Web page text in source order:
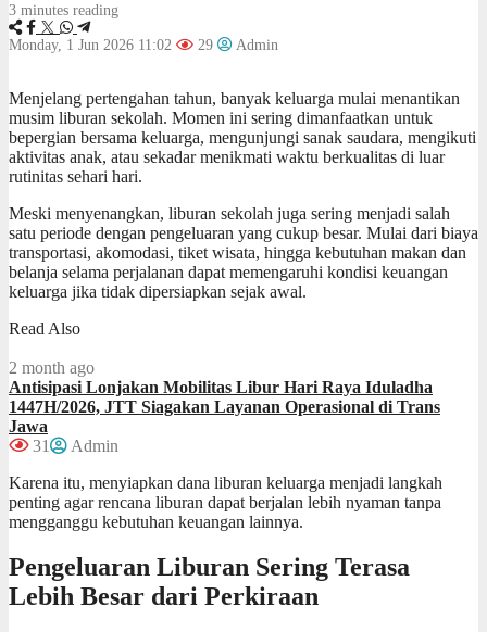
3 minutes reading
Monday, 1 Jun 2026 11:02 29 Admin
Menjelang pertengahan tahun, banyak keluarga mulai menantikan
musim liburan sekolah. Momen ini sering dimanfaatkan untuk
bepergian bersama keluarga, mengunjungi sanak saudara, mengikuti
aktivitas anak, atau sekadar menikmati waktu berkualitas di luar
rutinitas sehari hari.
Meski menyenangkan, liburan sekolah juga sering menjadi salah
satu periode dengan pengeluaran yang cukup besar. Mulai dari biaya
transportasi, akomodasi, tiket wisata, hingga kebutuhan makan dan
belanja selama perjalanan dapat memengaruhi kondisi keuangan
keluarga jika tidak dipersiapkan sejak awal.
Read Also
2 month ago
Antisipasi Lonjakan Mobilitas Libur Hari Raya Iduladha
1447H/2026, JTT Siagakan Layanan Operasional di Trans
Jawa
31
Admin
Karena itu, menyiapkan dana liburan keluarga menjadi langkah
penting agar rencana liburan dapat berjalan lebih nyaman tanpa
mengganggu kebutuhan keuangan lainnya.
Pengeluaran Liburan Sering Terasa
Lebih Besar dari Perkiraan